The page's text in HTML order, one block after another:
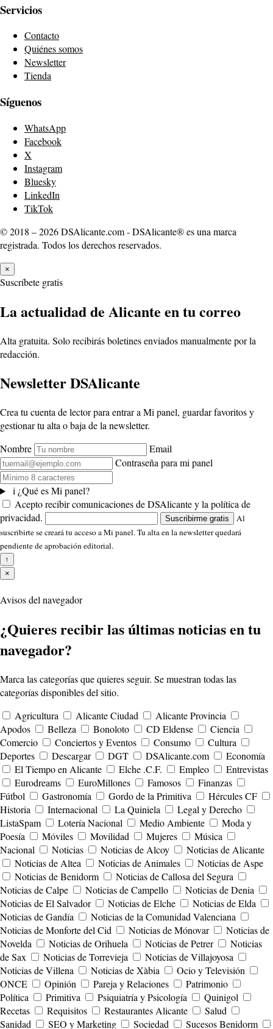
Servicios
Contacto
Quiénes somos
Newsletter
Tienda
Síguenos
WhatsApp
Facebook
X
Instagram
Bluesky
LinkedIn
TikTok
© 2018 – 2026 DSAlicante.com - DSAlicante® es una marca
registrada. Todos los derechos reservados.
×
Suscríbete gratis
La actualidad de Alicante en tu correo
Alta gratuita. Solo recibirás boletines enviados manualmente por la
redacción.
Newsletter DSAlicante
Crea tu cuenta de lector para entrar a Mi panel, guardar favoritos y
gestionar tu alta o baja de la newsletter.
Nombre
Email
Contraseña para mi panel
i¿Qué es Mi panel?
Acepto recibir comunicaciones de DSAlicante y la política de
privacidad.
Suscribirme gratis
Al
suscribirte se creará tu acceso a Mi panel. Tu alta en la newsletter quedará
pendiente de aprobación editorial.
↑
×
Avisos del navegador
¿Quieres recibir las últimas noticias en tu
navegador?
Marca las categorías que quieres seguir. Se muestran todas las
categorías disponibles del sitio.
Agricultura
Alicante Ciudad
Alicante Provincia
Apodos
Belleza Bonoloto CD Eldense
Ciencia
Comercio
Conciertos y Eventos Consumo
Cultura
Deportes
Descargar DGT DSAlicante.com
Economía
El Tiempo en Alicante
Elche .C.F. Empleo
Entrevistas
Eurodreams
EuroMillones Famosos
Finanzas
Fútbol
Gastronomía Gordo de la Primitiva
Hércules CF
Historia
Internacional La Quiniela
Legal y Derecho
ListaSpam
Lotería Nacional Medio Ambiente
Moda y
Poesía
Móviles Movilidad Mujeres
Música
Nacional
Noticias Noticias de Alcoy
Noticias de Alicante
Noticias de Altea
Noticias de Animales
Noticias de Aspe
Noticias de Benidorm
Noticias de Callosa del Segura
Noticias de Calpe
Noticias de Campello
Noticias de Denia
Noticias de El Salvador
Noticias de Elche
Noticias de Elda
Noticias de Gandía
Noticias de la Comunidad Valenciana
Noticias de Monforte del Cid
Noticias de Mónovar
Noticias de
Novelda
Noticias de Orihuela Noticias de Petrer
Noticias
de Sax
Noticias de Torrevieja
Noticias de Villajoyosa
Noticias de Villena
Noticias de Xàbia
Ocio y Televisión
ONCE
Opinión Pareja y Relaciones
Patrimonio
Política
Primitiva Psiquiatría y Psicología
Quinigol
Recetas
Requisitos Restaurantes Alicante
Salud
Sanidad
SEO y Marketing Sociedad Sucesos Benidorm